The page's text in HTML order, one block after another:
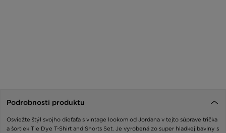
Podrobnosti produktu
Osviežte štýl svojho dieťaťa s vintage lookom od Jordana v tejto súprave trička
a šortiek Tie Dye T-Shirt and Shorts Set. Je vyrobená zo super hladkej bavlny s